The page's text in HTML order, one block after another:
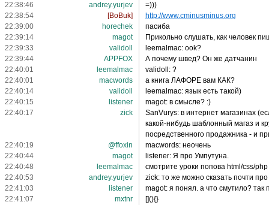
22:38:46
andrey.yurjev
=)))
22:38:54
[BoBuk]
http://www.cminusminus.org
22:39:00
horechek
пасиба
22:39:14
magot
Прикольно слушать, как человек
22:39:33
validoll
leemalmac: ook?
22:39:44
APPFOX
А почему швед? Он же датчанин
22:40:01
leemalmac
validoll: ?
22:40:01
macwords
а книга ЛАФОРЕ вам КАК?
22:40:14
validoll
leemalmac: язык есть такой)
22:40:15
listener
magot: в смысле? :)
22:40:17
zick
SanVurys: в интернет магазинах
какой-нибудь шаблонный магаз и
посредственного продажника - и
22:40:19
@ffoxin
macwords: неочень
22:40:44
magot
listener: Я про Умпутуна.
22:40:48
leemalmac
смотрите уроки попова html/css/php
22:40:53
andrey.yurjev
zick: то же можно сказать почти
22:41:03
listener
magot: я понял. а что смутило? так
22:41:07
mxtnr
[](){}